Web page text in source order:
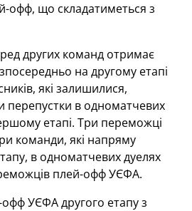
офф, що складатиметься з
других команд отримає
на другому етапі
які залишилися,
перепустки в одноматчевих
етапі. Три переможці
команди, які напряму
в одноматчевих дуелях
плей-офф УЄФА.
УЄФА другого етапу з